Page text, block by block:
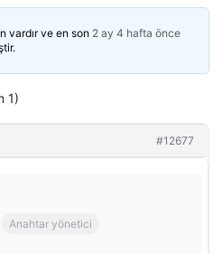
vardır ve en son 2 ay 4 hafta önce
1)
#12677
Anahtar yönetici